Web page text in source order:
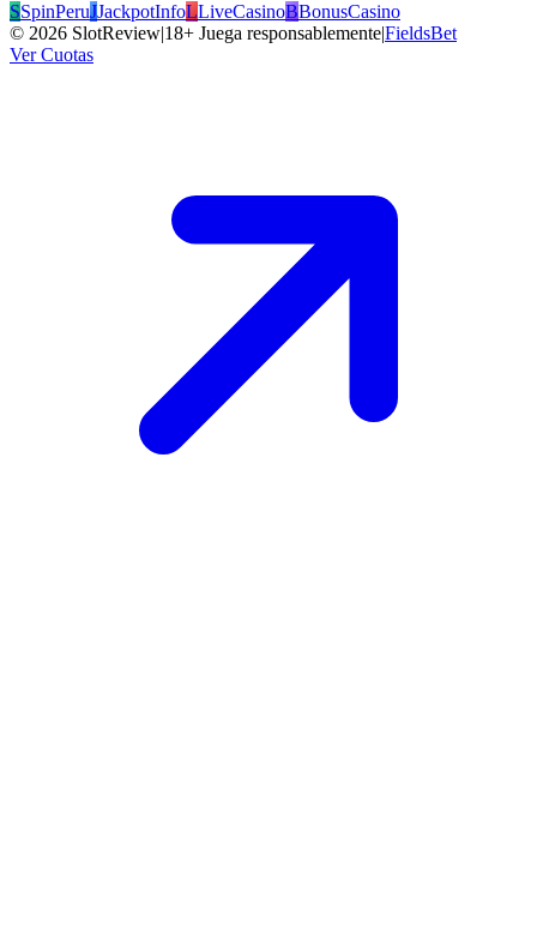
SSpinPeruJJackpotInfoLLiveCasinoBBonusCasino
© 2026 SlotReview|18+ Juega responsablemente|FieldsBet
Ver Cuotas